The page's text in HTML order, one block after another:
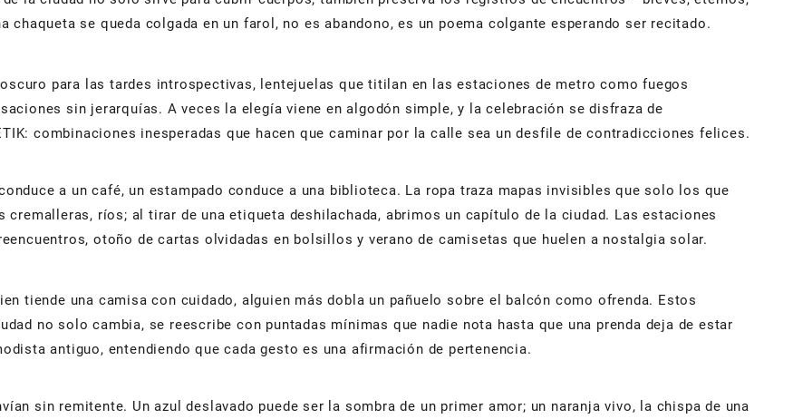
se queda colgada en un farol, no es abandono, es un poema colgante esperando ser recitado.
para las tardes introspectivas, lentejuelas que titilan en las estaciones de metro como fuegos
sin jerarquías. A veces la elegía viene en algodón simple, y la celebración se disfraza de
combinaciones inesperadas que hacen que caminar por la calle sea un desfile de contradicciones felices.
a un café, un estampado conduce a una biblioteca. La ropa traza mapas invisibles que solo los que
ríos; al tirar de una etiqueta deshilachada, abrimos un capítulo de la ciudad. Las estaciones
otoño de cartas olvidadas en bolsillos y verano de camisetas que huelen a nostalgia solar.
tiende una camisa con cuidado, alguien más dobla un pañuelo sobre el balcón como ofrenda. Estos
no solo cambia, se reescribe con puntadas mínimas que nadie nota hasta que una prenda deja de estar
antiguo, entendiendo que cada gesto es una afirmación de pertenencia.
sin remitente. Un azul deslavado puede ser la sombra de un primer amor; un naranja vivo, la chispa de una